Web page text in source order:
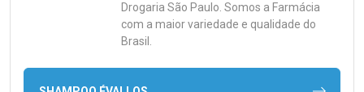
Drogaria São Paulo. Somos a Farmácia
com a maior variedade e qualidade do
Brasil.